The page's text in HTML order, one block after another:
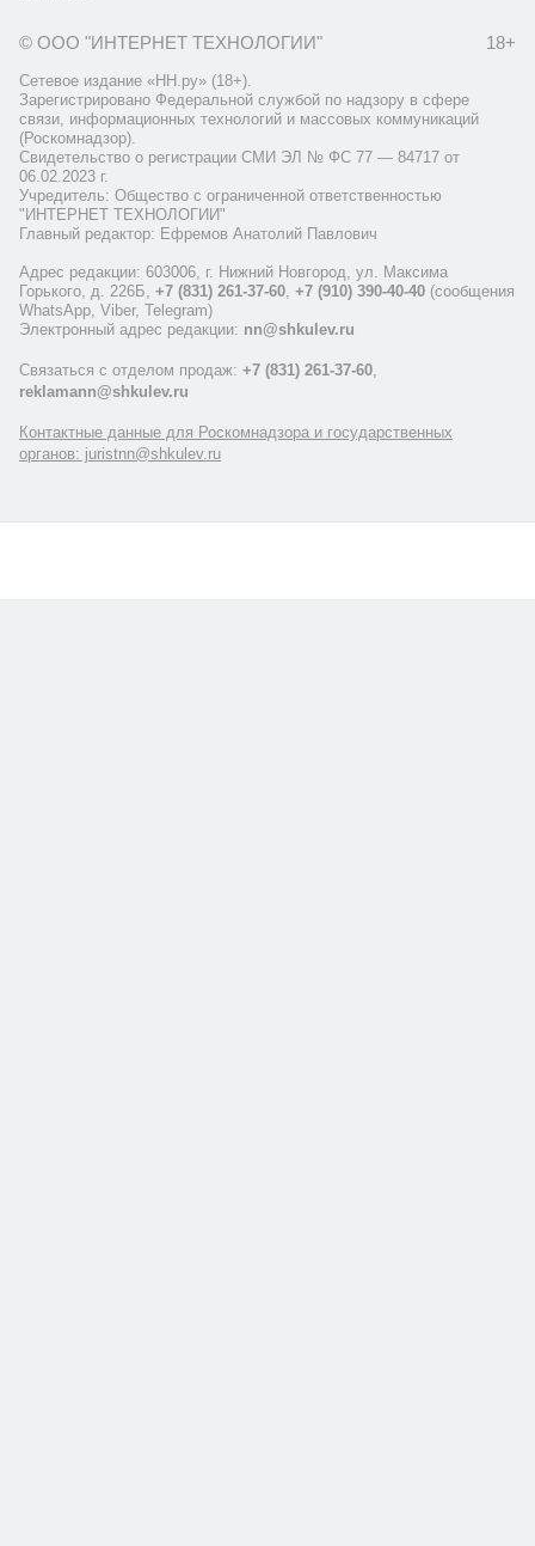
© ООО "ИНТЕРНЕТ ТЕХНОЛОГИИ" 18+
Сетевое издание «НН.ру» (18+).
Зарегистрировано Федеральной службой по надзору в сфере
связи, информационных технологий и массовых коммуникаций
(Роскомнадзор).
Свидетельство о регистрации СМИ ЭЛ № ФС 77 — 84717 от
06.02.2023 г.
Учредитель: Общество с ограниченной ответственностью
"ИНТЕРНЕТ ТЕХНОЛОГИИ"
Главный редактор: Ефремов Анатолий Павлович
Адрес редакции: 603006, г. Нижний Новгород, ул. Максима
Горького, д. 226Б, +7 (831) 261-37-60 +7 (910) 390-40-40 (сообщения
WhatsApp, Viber, Telegram)
Электронный адрес редакции: nn@shkulev.ru
Связаться с отделом продаж: +7 (831) 261-37-60
reklamann@shkulev.ru
Контактные данные для Роскомнадзора и государственных
органов: juristnn@shkulev.ru